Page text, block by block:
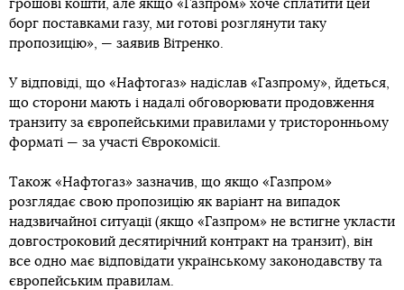
грошові кошти, але якщо «Газпром» хоче сплатити цей
борг поставками газу, ми готові розглянути таку
пропозицію», — заявив Вітренко.
У відповіді, що «Нафтогаз» надіслав «Газпрому», йдеться,
що сторони мають і надалі обговорювати продовження
транзиту за європейськими правилами у тристоронньому
форматі — за участі Єврокомісії.
Також «Нафтогаз» зазначив, що якщо «Газпром»
розглядає свою пропозицію як варіант на випадок
надзвичайної ситуації (якщо «Газпром» не встигне укласти
довгостроковий десятирічний контракт на транзит), він
все одно має відповідати українському законодавству та
європейським правилам.